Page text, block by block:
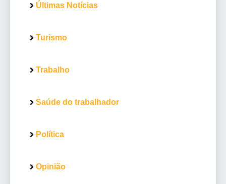
Últimas Notícias
Turismo
Trabalho
Saúde do trabalhador
Política
Opinião